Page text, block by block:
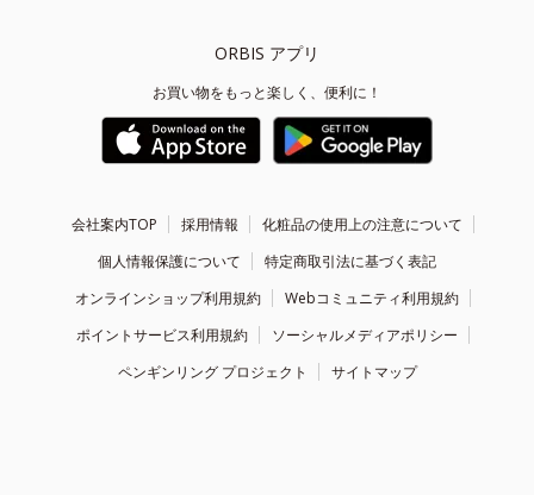
ORBIS アプリ
お買い物をもっと楽しく、便利に！
会社案内TOP 採用情報
化粧品の使用上の注意について
個人情報保護について
特定商取引法に基づく表記
オンラインショップ利用規約
Webコミュニティ利用規約
ポイントサービス利用規約
ソーシャルメディアポリシー
ペンギンリング プロジェクト
サイトマップ